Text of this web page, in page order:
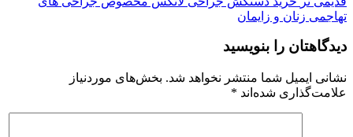
تهاجمی زنان و زایمان
دیدگاهتان را بنویسید
نشانی ایمیل شما منتشر نخواهد شد. بخش‌های موردنیاز
علامت‌گذاری شده‌اند *